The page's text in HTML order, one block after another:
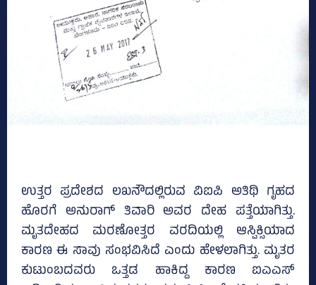
ಉತ್ತರ ಪ್ರದೇಶದ ಲಖನೌದಲ್ಲಿರುವ ವಿಐಪಿ ಅತಿಥಿ ಗೃಹದ
ಹೊರಗೆ ಅನುರಾಗ್ ತಿವಾರಿ ಅವರ ದೇಹ ಪತ್ತೆಯಾಗಿತ್ತು.
ಮೃತದೇಹದ ಮರಣೋತ್ತರ ವರದಿಯಲ್ಲಿ ಆಸ್ಪಿಕ್ಸಿಯಾದ
ಕಾರಣ ಈ ಸಾವು ಸಂಭವಿಸಿದೆ ಎಂದು ಹೇಳಲಾಗಿತ್ತು. ಮೃತರ
ಕುಟುಂಬದವರು ಒತ್ತಡ ಹಾಕಿದ್ದ ಕಾರಣ ಐಎಎಸ್